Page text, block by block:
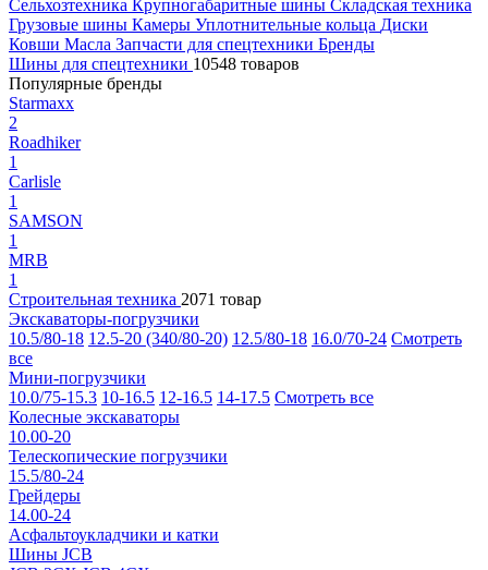
Сельхозтехника Крупногабаритные шины Складская техника
Грузовые шины Камеры Уплотнительные кольца Диски
Ковши Масла Запчасти для спецтехники Бренды
Шины для спецтехники 10548 товаров
Популярные бренды
Starmaxx
2
Roadhiker
1
Carlisle
1
SAMSON
1
MRB
1
Строительная техника 2071 товар
Экскаваторы-погрузчики
10.5/80-18 12.5-20 (340/80-20) 12.5/80-18 16.0/70-24 Смотреть
все
Мини-погрузчики
10.0/75-15.3 10-16.5 12-16.5 14-17.5 Смотреть все
Колесные экскаваторы
10.00-20
Телескопические погрузчики
15.5/80-24
Грейдеры
14.00-24
Асфальтоукладчики и катки
Шины JCB